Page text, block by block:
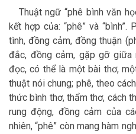
Thuật ngữ “phê bình văn
kết hợp của: “phê” và
tình, đồng cảm, đồng thuận
đắc, đồng cảm, gặp gỡ
đọc, có thể là một bài thơ,
thuật nói chung; phê, theo
thức bình thơ, thẩm thơ, cách
rung động, đồng cảm của
nhiên, “phê” còn mang hàm